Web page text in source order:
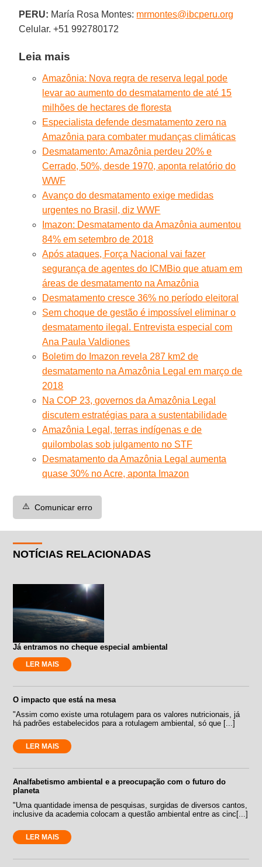
PERU: María Rosa Montes: mrmontes@ibcperu.org
Celular. +51 992780172
Leia mais
Amazônia: Nova regra de reserva legal pode
levar ao aumento do desmatamento de até 15
milhões de hectares de floresta
Especialista defende desmatamento zero na
Amazônia para combater mudanças climáticas
Desmatamento: Amazônia perdeu 20% e
Cerrado, 50%, desde 1970, aponta relatório do
WWF
Avanço do desmatamento exige medidas
urgentes no Brasil, diz WWF
Imazon: Desmatamento da Amazônia aumentou
84% em setembro de 2018
Após ataques, Força Nacional vai fazer
segurança de agentes do ICMBio que atuam em
áreas de desmatamento na Amazônia
Desmatamento cresce 36% no período eleitoral
Sem choque de gestão é impossível eliminar o
desmatamento ilegal. Entrevista especial com
Ana Paula Valdiones
Boletim do Imazon revela 287 km2 de
desmatamento na Amazônia Legal em março de
2018
Na COP 23, governos da Amazônia Legal
discutem estratégias para a sustentabilidade
Amazônia Legal, terras indígenas e de
quilombolas sob julgamento no STF
Desmatamento da Amazônia Legal aumenta
quase 30% no Acre, aponta Imazon
⚠️ Comunicar erro
NOTÍCIAS RELACIONADAS
Já entramos no cheque especial ambiental
LER MAIS
O impacto que está na mesa
"Assim como existe uma rotulagem para os valores nutricionais, já
há padrões estabelecidos para a rotulagem ambiental, só que [...]
LER MAIS
Analfabetismo ambiental e a preocupação com o futuro do
planeta
"Uma quantidade imensa de pesquisas, surgidas de diversos cantos,
inclusive da academia colocam a questão ambiental entre as cinc[...]
LER MAIS